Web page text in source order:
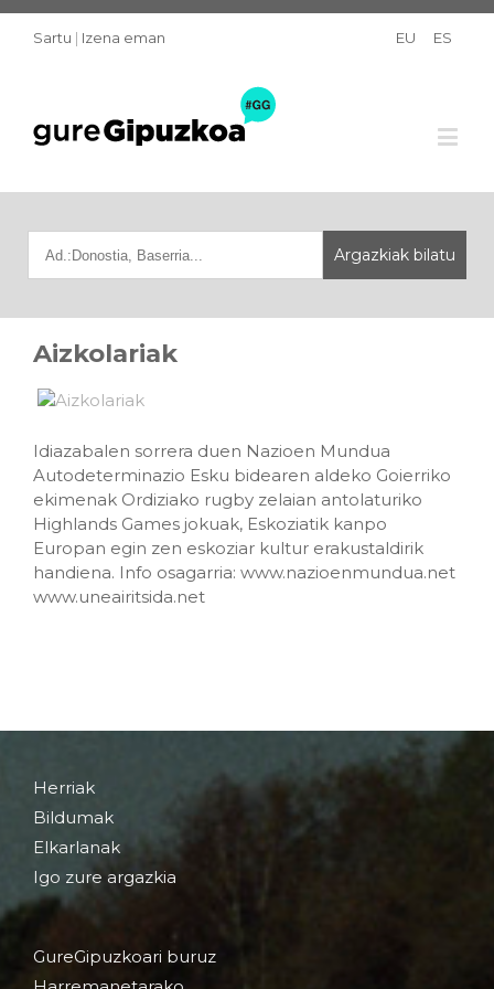
Sartu | Izena eman EU ES
Aizkolariak
Idiazabalen sorrera duen Nazioen Mundua
Autodeterminazio Esku bidearen aldeko Goierriko
ekimenak Ordiziako rugby zelaian antolaturiko
Highlands Games jokuak, Eskoziatik kanpo
Europan egin zen eskoziar kultur erakustaldirik
handiena. Info osagarria: www.nazioenmundua.net
www.uneairitsida.net
Herriak
Bildumak
Elkarlanak
Igo zure argazkia
GureGipuzkoari buruz